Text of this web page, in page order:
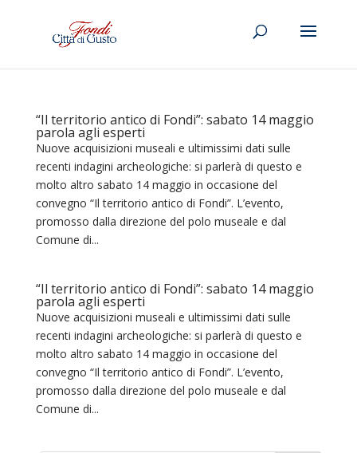
“Il territorio antico di Fondi”: sabato 14 maggio
parola agli esperti
Nuove acquisizioni museali e ultimissimi dati sulle
recenti indagini archeologiche: si parlerà di questo e
molto altro sabato 14 maggio in occasione del
convegno “Il territorio antico di Fondi”. L’evento,
promosso dalla direzione del polo museale e dal
Comune di...
“Il territorio antico di Fondi”: sabato 14 maggio
parola agli esperti
Nuove acquisizioni museali e ultimissimi dati sulle
recenti indagini archeologiche: si parlerà di questo e
molto altro sabato 14 maggio in occasione del
convegno “Il territorio antico di Fondi”. L’evento,
promosso dalla direzione del polo museale e dal
Comune di...